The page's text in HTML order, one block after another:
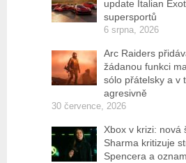
update Italian
supersportů
6 srpna, 2026
Arc Raiders
žádanou funkci
sólo přátelsky a v
agresivně
30 července, 2026
Xbox v krizi: nová
Sharma kritizuje
Spencera a